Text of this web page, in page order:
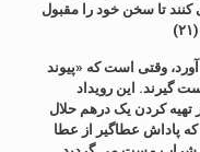
کنند تا سخن خود را مقبول
وقتی است که «پیوند
گیرند. این رویداد
کردن یک درهم حلال
که پاداش عطاگیر از عطا